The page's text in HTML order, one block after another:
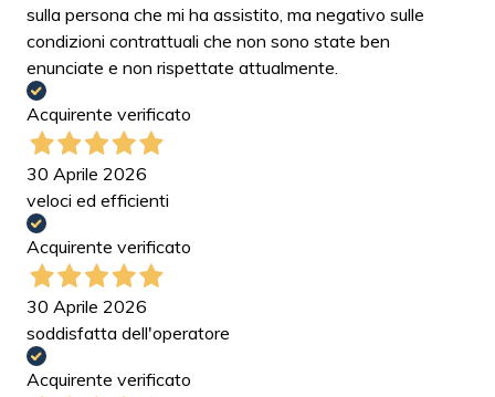
sulla persona che mi ha assistito, ma negativo sulle
condizioni contrattuali che non sono state ben
enunciate e non rispettate attualmente.
Acquirente verificato
30 Aprile 2026
veloci ed efficienti
Acquirente verificato
30 Aprile 2026
soddisfatta dell'operatore
Acquirente verificato